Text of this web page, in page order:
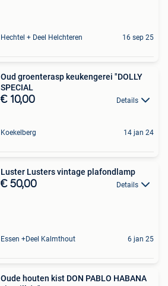
Hechtel + Deel Helchteren 16 sep 25
Oud groenterasp keukengerei "DOLLY
SPECIAL
€ 10,00 Details
Koekelberg 14 jan 24
Luster Lusters vintage plafondlamp
€ 50,00 Details
Essen +Deel Kalmthout 6 jan 25
Oude houten kist DON PABLO HABANA